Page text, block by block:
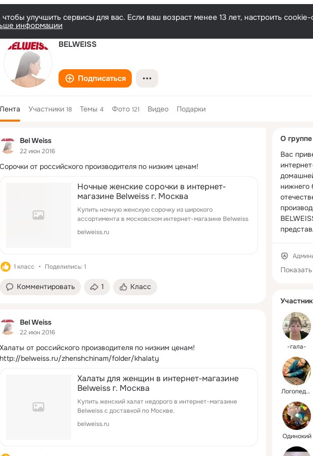
улучшить сервисы для вас. Если ваш возраст менее 13 лет, настроить
информации
BELWEISS
Подписаться
Лента Участники 18 Темы 4 Фото 121 Видео Подарки
Bel Weiss
22 июн 2016
Сорочки от российского производителя по низким ценам!
Ночные женские сорочки в интернет-
магазине Belweiss г. Москва
Купить ночную женскую сорочку из широкого
ассортимента в московском интернет-магазине Belweiss
belweiss.ru
1 класс Поделились: 1
Комментировать 1 Класс
Bel Weiss
22 июн 2016
Халаты от российского производителя по низким ценам!
http://belweiss.ru/zhenshchinam/folder/khalaty
Халаты для женщин в интернет-магазине
Belweiss г. Москва
Купить женский халат недорого в интернет-магазине
Belweiss с доставкой по Москве.
belweiss.ru
колонка
О группе
Вас
нижнего
халатов,
высокого
История
прошли
цеха до
Мы сами
можем
-гала-
Логопедический
Одинокий